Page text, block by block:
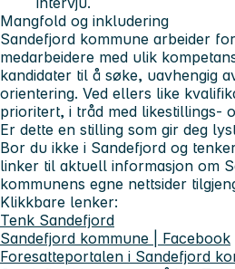
Mangfold og inkludering
Sandefjord kommune arbeider
medarbeidere med ulik
kandidater til å søke, uavhengig
orientering. Ved ellers like
prioritert, i tråd med likestillings‑
Er dette en stilling som gir deg
Bor du ikke i Sandefjord og
linker til aktuell informasjon om
kommunens egne nettsider
Klikkbare lenker:
Tenk Sandefjord
Sandefjord kommune | Facebook
Foresatteportalen i Sandefjord